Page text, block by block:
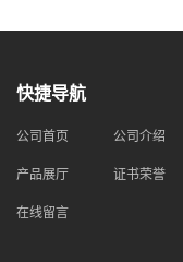
快捷导航
公司首页 公司介绍
产品展厅 证书荣誉
在线留言